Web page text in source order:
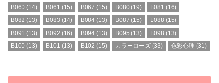
B060 (14) B061 (15) B067 (15) B080 (19) B081 (16)
B082 (13) B083 (14) B084(13) B087 (15) B088 (15)
B091 (13) B092 (16) B094(13) B095 (13) B098 (13)
B100 (13) B101 (13) B102 (15) カラーローズ (33) 色彩心理 (31)